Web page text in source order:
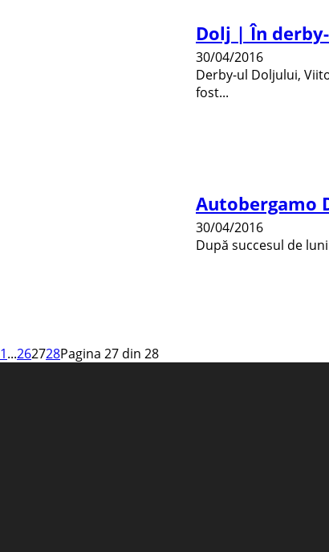
Dolj | În
30/04/2016
Derby-ul Doljului,
fost...
Autobergamo
30/04/2016
După succesul de
1...262728Pagina 27 din 28